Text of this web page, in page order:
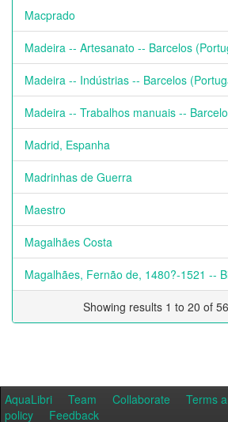
Macprado
Madeira -- Artesanato -- Barcelos
Madeira -- Indústrias -- Barcelos
Madeira -- Trabalhos manuais --
Madrid, Espanha
Madrinhas de Guerra
Maestro
Magalhães Costa
Magalhães, Fernão de, 1480?-1521 --
Showing results 1 to 20 of
AquaLibri Team Collaborate Terms
policy
Feedback